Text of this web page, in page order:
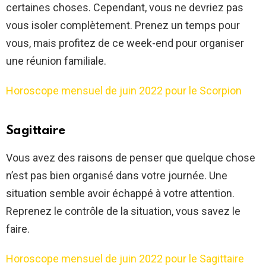
certaines choses. Cependant, vous ne devriez pas
vous isoler complètement. Prenez un temps pour
vous, mais profitez de ce week-end pour organiser
une réunion familiale.
Horoscope mensuel de juin 2022 pour le Scorpion
Sagittaire
Vous avez des raisons de penser que quelque chose
n’est pas bien organisé dans votre journée. Une
situation semble avoir échappé à votre attention.
Reprenez le contrôle de la situation, vous savez le
faire.
Horoscope mensuel de juin 2022 pour le Sagittaire